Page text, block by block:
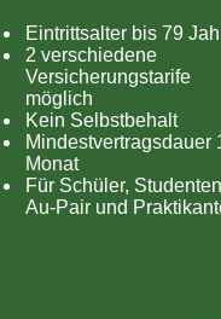
Eintrittsalter bis 79
2 verschiedene
Versicherungstarife
möglich
Kein Selbstbehalt
Mindestvertragsdauer
Monat
Für Schüler,
Au-Pair und